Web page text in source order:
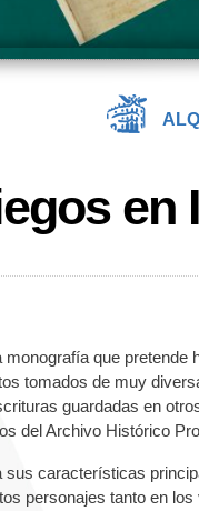
en
monografía que pretende
tomados de muy
guardadas en
del Archivo Histórico
características
personajes tanto en